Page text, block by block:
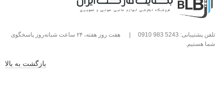
تلفن پشتیبانی: 5243 983 0910 |
هفت روز هفته، ۲۴ ساعت شبانه‌روز پاسخگوی
شما هستیم.
بازگشت به بالا